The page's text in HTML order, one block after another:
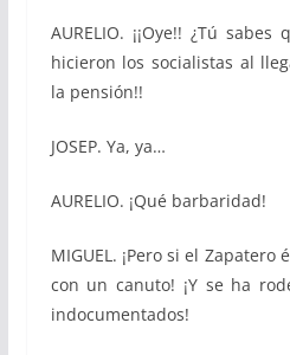
AURELIO. ¡¡Oye!! ¿Tú
hicieron los socialistas al
la pensión!!
JOSEP. Ya, ya…
AURELIO. ¡Qué barbaridad!
MIGUEL. ¡Pero si el
con un canuto! ¡Y se ha
indocumentados!